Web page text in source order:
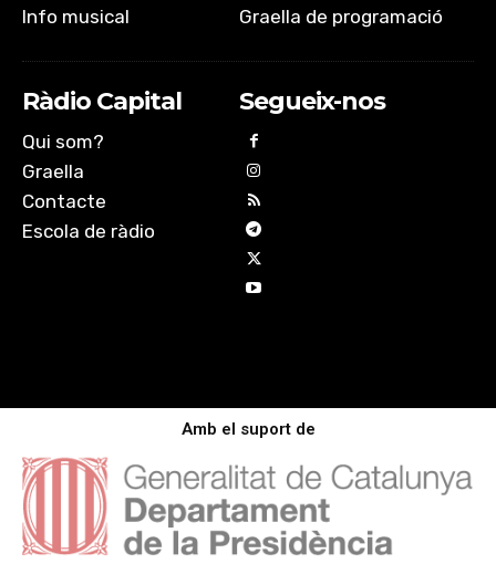
Info musical
Graella de programació
Ràdio Capital
Qui som?
Graella
Contacte
Escola de ràdio
Segueix-nos
Amb el suport de